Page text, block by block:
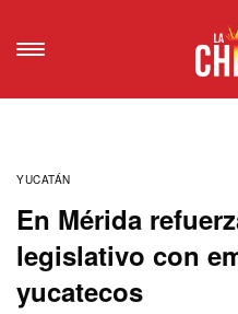
YUCATÁN
En Mérida
legislativo con
yucatecos